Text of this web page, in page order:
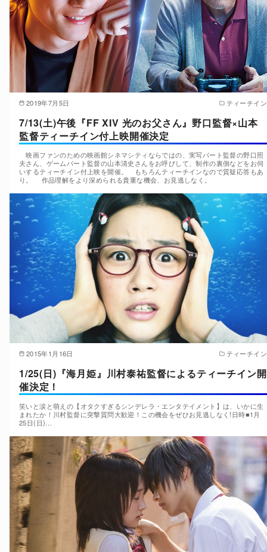
2019年7月5日 ティーチイン
7/13(土)午後『FF XIV 光のお父さん』野口監督×山本
監督ティーチイン付上映開催決定
映画ファンのための映画館シネマシティならではの、実写パート監督の野口照
夫さん、ゲームパート監督の山本清史さんをお呼びして、制作の裏側などをお伺
いするティーチイン付上映を開催。 もちろんティーチインなので質疑応答もあ
り。 作品理解をより深められる貴重な機会、お見逃しなく。
2015年1月16日 ティーチイン
1/25(日)『海月姫』川村泰祐監督によるティーチイン開
催決定！
笑いと涙と萌えの【オタクすぎるシンデレラ・エンタテイメント】は、いかに生
まれたか！川村監督に突撃質問大歓迎！この機会をぜひお見逃しなく!日時■1月
25日(日)…